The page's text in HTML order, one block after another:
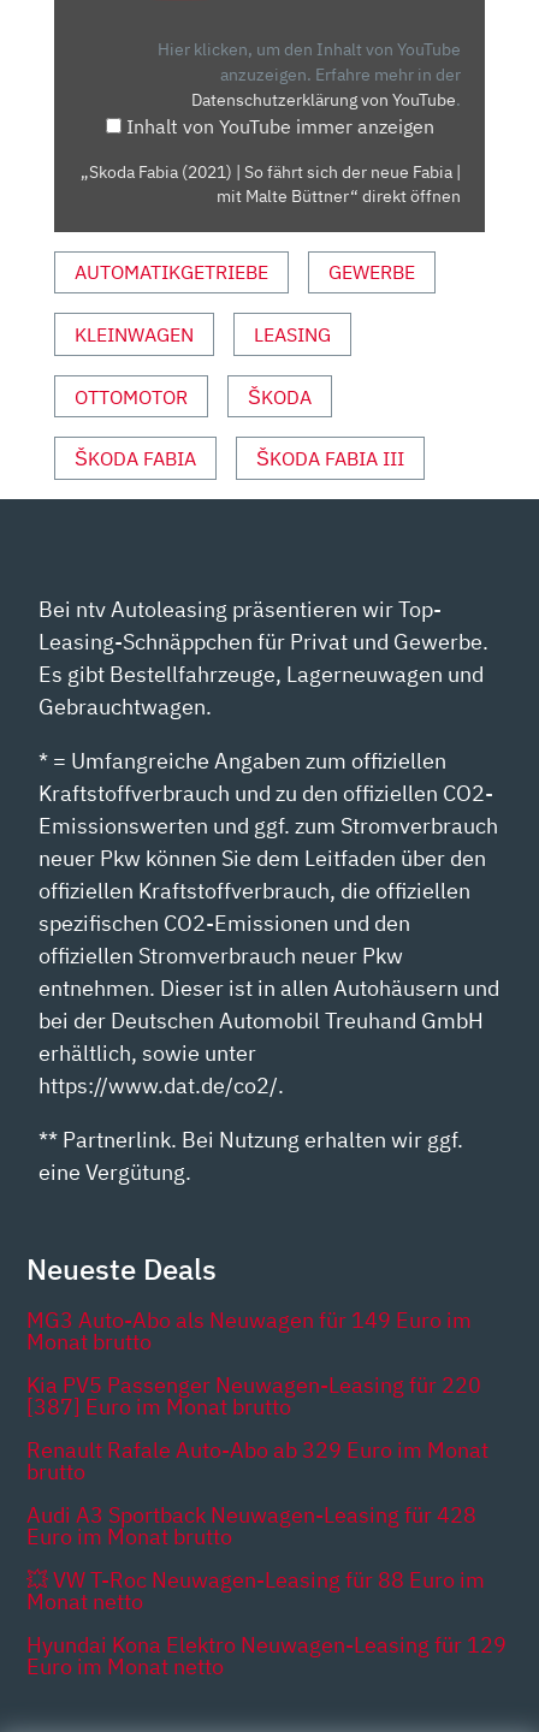
NEUE
MIT
MALTE
VON
YOUTUBE
ANZEIGEN
Hier klicken, um den Inhalt von YouTube
anzuzeigen. Erfahre mehr in der
Datenschutzerklärung von YouTube.
Inhalt von YouTube immer anzeigen
„Skoda Fabia (2021) | So fährt sich der neue Fabia |
mit Malte Büttner“ direkt öffnen
AUTOMATIKGETRIEBE GEWERBE
KLEINWAGEN LEASING
OTTOMOTOR ŠKODA
ŠKODA FABIA ŠKODA FABIA III
Bei ntv Autoleasing präsentieren wir Top-
Leasing-Schnäppchen für Privat und Gewerbe.
Es gibt Bestellfahrzeuge, Lagerneuwagen und
Gebrauchtwagen.
* = Umfangreiche Angaben zum offiziellen
Kraftstoffverbrauch und zu den offiziellen CO2-
Emissionswerten und ggf. zum Stromverbrauch
neuer Pkw können Sie dem Leitfaden über den
offiziellen Kraftstoffverbrauch, die offiziellen
spezifischen CO2-Emissionen und den
offiziellen Stromverbrauch neuer Pkw
entnehmen. Dieser ist in allen Autohäusern und
bei der Deutschen Automobil Treuhand GmbH
erhältlich, sowie unter
https://www.dat.de/co2/.
** Partnerlink. Bei Nutzung erhalten wir ggf.
eine Vergütung.
Neueste Deals
MG3 Auto-Abo als Neuwagen für 149 Euro im
Monat brutto
Kia PV5 Passenger Neuwagen-Leasing für 220
[387] Euro im Monat brutto
Renault Rafale Auto-Abo ab 329 Euro im Monat
brutto
Audi A3 Sportback Neuwagen-Leasing für 428
Euro im Monat brutto
💥 VW T-Roc Neuwagen-Leasing für 88 Euro im
Monat netto
Hyundai Kona Elektro Neuwagen-Leasing für 129
Euro im Monat netto